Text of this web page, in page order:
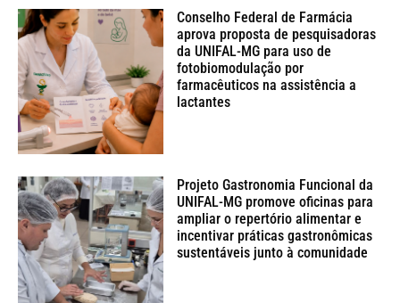
Conselho Federal de Farmácia
aprova proposta de pesquisadoras
da UNIFAL-MG para uso de
fotobiomodulação por
farmacêuticos na assistência a
lactantes
Projeto Gastronomia Funcional da
UNIFAL-MG promove oficinas para
ampliar o repertório alimentar e
incentivar práticas gastronômicas
sustentáveis junto à comunidade